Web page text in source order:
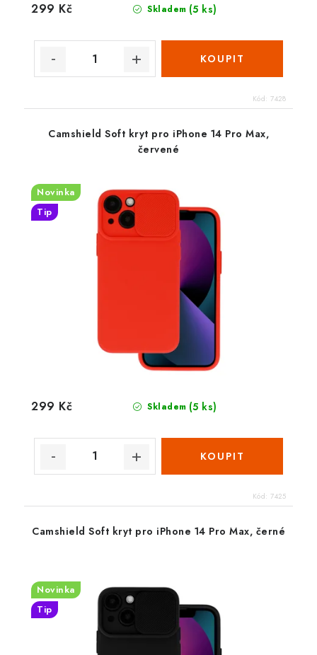
Skladem (5 ks)
299 Kč
Kód: 7428
Camshield Soft kryt pro iPhone 14 Pro Max,
červené
Novinka
Tip
Skladem (5 ks)
299 Kč
Kód: 7425
Camshield Soft kryt pro iPhone 14 Pro Max, černé
Novinka
Tip